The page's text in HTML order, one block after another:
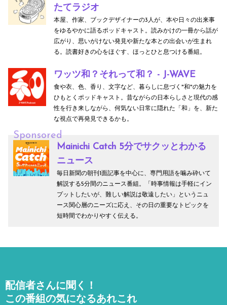
たてラジオ
本屋、作家、ブックデザイナーの3人が、本や日々の出来事
をゆるやかに語るポッドキャスト。読みかけの一冊から話が
広がり、思いがけない発見や新たな本との出会いが生まれ
る。読書好きの心をほぐす、ほっとひと息つける番組。
ワッツ和？それって和？ - J-WAVE
食や衣、色、香り、文字など、暮らしに息づく"和"の魅力を
ひもとくポッドキャスト。昔ながらの日本らしさと現代の感
性を行き来しながら、何気ない日常に隠れた「和」を、新た
な視点で再発見できるかも。
Sponsored
Mainichi Catch 5分でサクッとわかる
ニュース
毎日新聞の朝刊1面記事を中心に、専門用語を噛み砕いて
解説する5分間のニュース番組。「時事情報は手軽にイン
プットしたいが、難しい解説は敬遠したい」というニュ
ース関心層のニーズに応え、その日の重要なトピックを
短時間でわかりやすく伝える。
配信者さんに聞く！
この番組の気になるあれこれ